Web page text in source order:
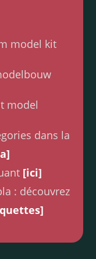
model kit
model
dans la
[ici]
: découvrez